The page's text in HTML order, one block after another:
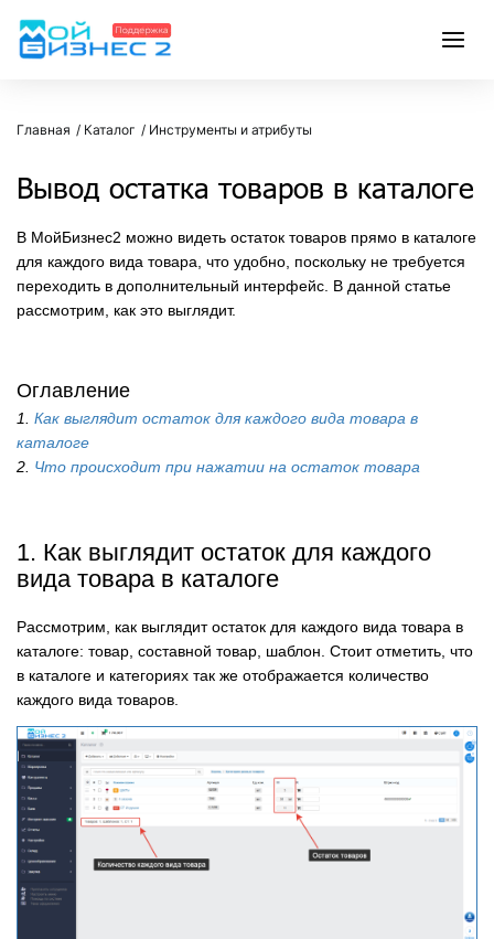
Главная Каталог Инструменты и атрибуты
Вывод остатка товаров в каталоге
В МойБизнес2 можно видеть остаток товаров прямо в каталоге
для каждого вида товара, что удобно, поскольку не требуется
переходить в дополнительный интерфейс. В данной статье
рассмотрим, как это выглядит.
Оглавление
1. Как выглядит остаток для каждого вида товара в
каталоге
2. Что происходит при нажатии на остаток товара
1. Как выглядит остаток для каждого
вида товара в каталоге
Рассмотрим, как выглядит остаток для каждого вида товара в
каталоге: товар, составной товар, шаблон. Стоит отметить, что
в каталоге и категориях так же отображается количество
каждого вида товаров.